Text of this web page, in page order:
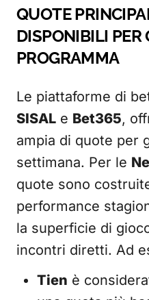
QUOTE
DISPONIBILI PER
PROGRAMMA
Le piattaforme di
SISAL e Bet365,
ampia di quote per
settimana. Per le
quote sono
performance
la superficie di
incontri diretti. Ad
Tien è